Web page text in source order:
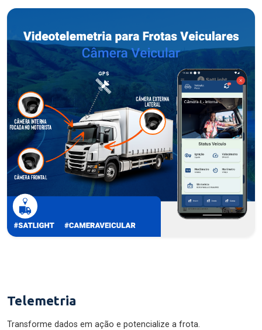
Telemetria
Transforme dados em ação e potencialize a frota.